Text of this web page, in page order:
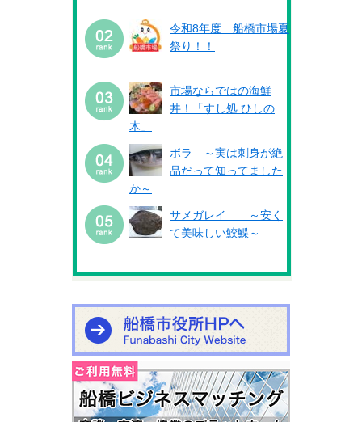
令和8年度 船橋市場夏
祭り！！
市場ならではの海鮮
丼！「すし処 ひしの
木」
ボラ ～実は刺身が絶
品だって知ってました
か～
サメガレイ ～安く
て美味しい鮫鰈～